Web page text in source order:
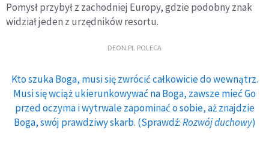
Pomysł przybył z zachodniej Europy, gdzie podobny znak
widział jeden z urzędników resortu.
DEON.PL POLECA
Kto szuka Boga, musi się zwrócić całkowicie do wewnątrz.
Musi się wciąż ukierunkowywać na Boga, zawsze mieć Go
przed oczyma i wytrwale zapominać o sobie, aż znajdzie
Boga, swój prawdziwy skarb. (Sprawdź:Rozwój duchowy)